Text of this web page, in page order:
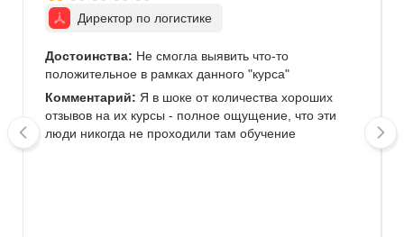
Директор по логистике
Достоинства: Не смогла выявить что-то
положительное в рамках данного "курса"
Комментарий: Я в шоке от количества хороших
отзывов на их курсы - полное ощущение, что эти
люди никогда не проходили там обучение